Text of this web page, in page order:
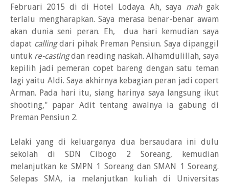
Februari 2015 di di Hotel Lodaya. Ah, saya mah gak
terlalu mengharapkan. Saya merasa benar-benar awam
akan dunia seni peran. Eh, dua hari kemudian saya
dapat callingdari pihak Preman Pensiun. Saya dipanggil
untuk re-castingdan reading naskah. Alhamdulillah, saya
kepilih jadi pemeran copet bareng dengan satu teman
lagi yaitu Aldi. Saya akhirnya kebagian peran jadi copert
Arman. Pada hari itu, siang harinya saya langsung ikut
shooting," papar Adit tentang awalnya ia gabung di
Preman Pensiun 2.
Lelaki yang di keluarganya dua bersaudara ini dulu
sekolah di SDN Cibogo 2 Soreang, kemudian
melanjutkan ke SMPN 1 Soreang dan SMAN 1 Soreang.
Selepas SMA, ia melanjutkan kuliah di Universitas